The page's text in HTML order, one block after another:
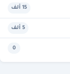
15 ألف
5 ألف
0